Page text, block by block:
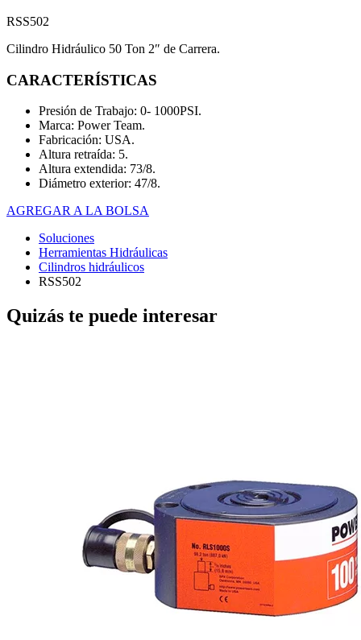
RSS502
Cilindro Hidráulico 50 Ton 2″ de Carrera.
CARACTERÍSTICAS
Presión de Trabajo: 0- 1000PSI.
Marca: Power Team.
Fabricación: USA.
Altura retraída: 5.
Altura extendida: 73/8.
Diámetro exterior: 47/8.
AGREGAR A LA BOLSA
Soluciones
Herramientas Hidráulicas
Cilindros hidráulicos
RSS502
Quizás te puede interesar